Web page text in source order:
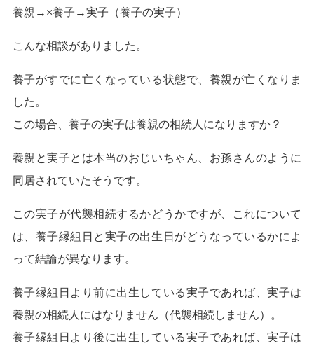
養親→×養子→実子（養子の実子）
こんな相談がありました。
養子がすでに亡くなっている状態で、養親が亡くなりま
した。
この場合、養子の実子は養親の相続人になりますか？
養親と実子とは本当のおじいちゃん、お孫さんのように
同居されていたそうです。
この実子が代襲相続するかどうかですが、これについて
は、養子縁組日と実子の出生日がどうなっているかによ
って結論が異なります。
養子縁組日より前に出生している実子であれば、実子は
養親の相続人にはなりません（代襲相続しません）。
養子縁組日より後に出生している実子であれば、実子は